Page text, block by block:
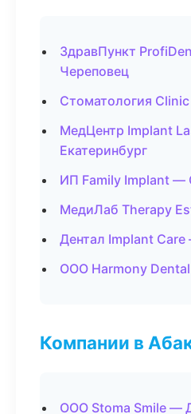
ЗдравПункт
Череповец
Стоматология
МедЦентр Implant
Екатеринбург
ИП Family Implant —
МедиЛаб Therapy
Дентал Implant
ООО Harmony
Компании в
ООО Stoma Smile —